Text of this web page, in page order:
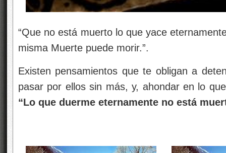
“Que no está muerto lo que yace
misma Muerte puede morir.”.
Existen pensamientos que te obligan a
pasar por ellos sin más, y, ahondar en lo
“Lo que duerme eternamente no está